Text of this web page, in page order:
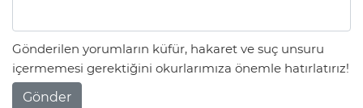
Gönderilen yorumların küfür, hakaret ve suç unsuru
içermemesi gerektiğini okurlarımıza önemle hatırlatırız!
Gönder